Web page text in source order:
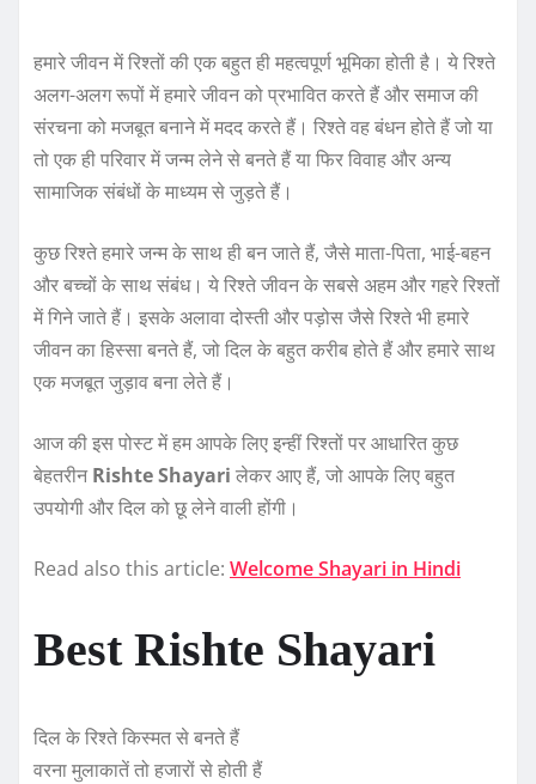
हमारे जीवन में रिश्तों की एक बहुत ही महत्वपूर्ण भूमिका होती है। ये रिश्ते
अलग-अलग रूपों में हमारे जीवन को प्रभावित करते हैं और समाज की
संरचना को मजबूत बनाने में मदद करते हैं। रिश्ते वह बंधन होते हैं जो या
तो एक ही परिवार में जन्म लेने से बनते हैं या फिर विवाह और अन्य
सामाजिक संबंधों के माध्यम से जुड़ते हैं।
कुछ रिश्ते हमारे जन्म के साथ ही बन जाते हैं, जैसे माता-पिता, भाई-बहन
और बच्चों के साथ संबंध। ये रिश्ते जीवन के सबसे अहम और गहरे रिश्तों
में गिने जाते हैं। इसके अलावा दोस्ती और पड़ोस जैसे रिश्ते भी हमारे
जीवन का हिस्सा बनते हैं, जो दिल के बहुत करीब होते हैं और हमारे साथ
एक मजबूत जुड़ाव बना लेते हैं।
आज की इस पोस्ट में हम आपके लिए इन्हीं रिश्तों पर आधारित कुछ
बेहतरीनRishte Shayari लेकर आए हैं, जो आपके लिए बहुत
उपयोगी और दिल को छू लेने वाली होंगी।
Read also this article: Welcome Shayari in Hindi
Best Rishte Shayari
दिल के रिश्ते किस्मत से बनते हैं
वरना मुलाकातें तो हजारों से होती हैं